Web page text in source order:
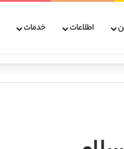
اطلاعات خدمات